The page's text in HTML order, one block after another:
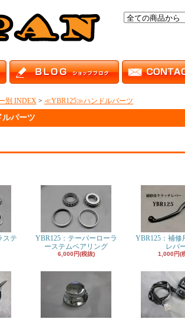
別 INDEX > ≪YBR125≫ハンドルパーツ
パーツ
ステ
YBR125：テーパーローラ
ーステムベアリング
6,000円(税抜)
YBR125：補修
レバ
1,000円(